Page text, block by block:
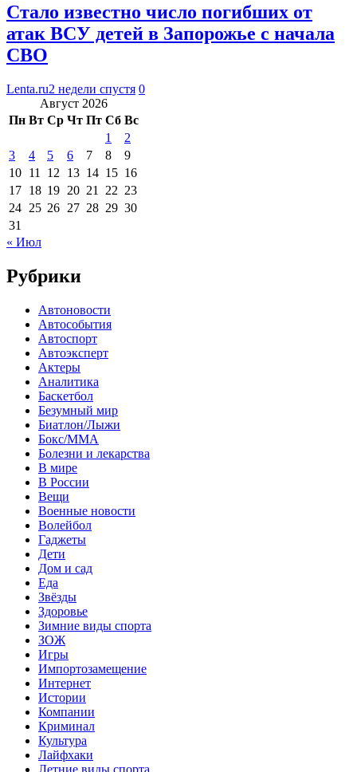
Стало известно число погибших от
атак ВСУ детей в Запорожье с начала
СВО
Lenta.ru2 недели спустя 0
Август 2026
Пн Вт Ср Чт Пт Сб Вс
1
2
3
4 5 6 7 8
9
10 11 12 13 14 15 16
17 18 19 20 21 22 23
24 25 26 27 28 29 30
31
« Июл
Рубрики
Автоновости
Автособытия
Автоспорт
Автоэксперт
Актеры
Аналитика
Баскетбол
Безумный мир
Биатлон/Лыжи
Бокс/MMA
Болезни и лекарства
В мире
В России
Вещи
Военные новости
Волейбол
Гаджеты
Дети
Дом и сад
Еда
Звёзды
Здоровье
Зимние виды спорта
ЗОЖ
Игры
Импортозамещение
Интернет
Истории
Компании
Криминал
Культура
Лайфхаки
Летние виды спорта